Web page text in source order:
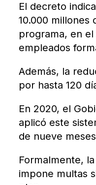
El decreto
10.000 millones
programa, en
empleados
Además, la
por hasta 120
En 2020, el
aplicó este
de nueve
Formalmente,
impone multas